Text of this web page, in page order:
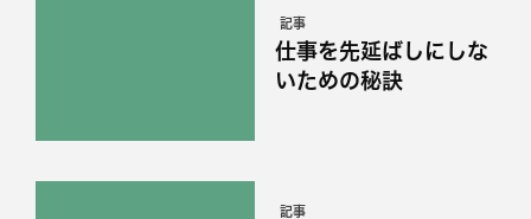
記事
仕事を先延ばしにしな
いための秘訣
記事